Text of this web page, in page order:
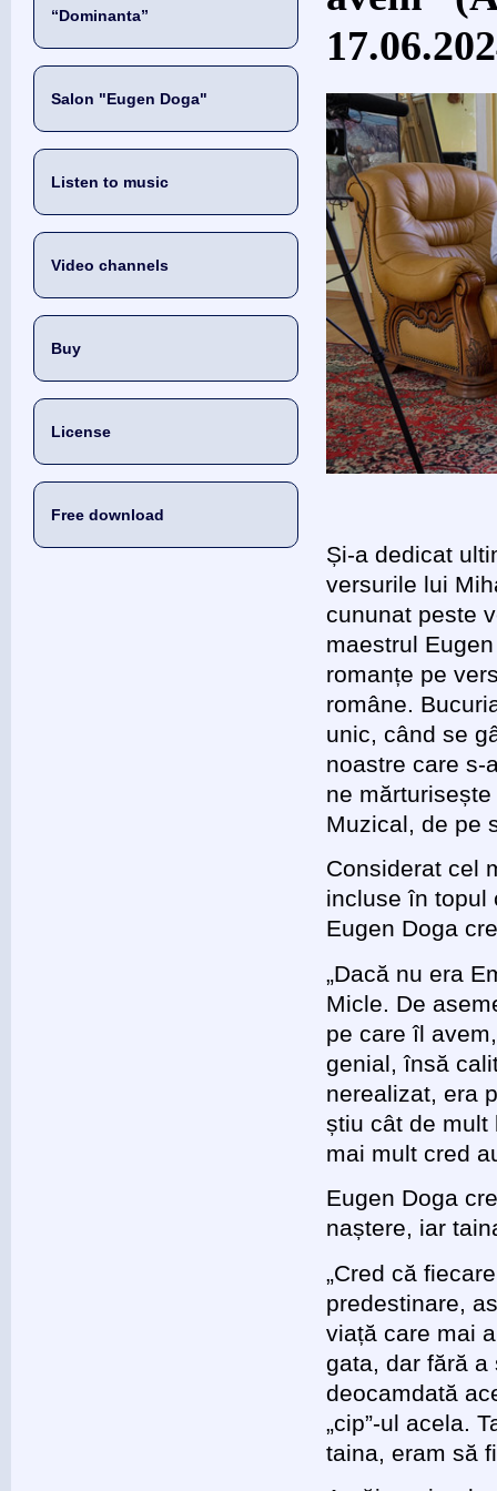
“Dominanta”
Salon "Eugen Doga"
Listen to music
Video channels
Buy
License
Free download
Și-a dedicat
versurile lui
cununat peste
maestrul
romanțe pe
române.
unic, când se
noastre care s-
ne
Muzical, de pe
Considerat cel
incluse în topul
Eugen Doga
„Dacă nu era
Micle. De
pe care îl
genial, însă
nerealizat, era
știu cât de mult
mai mult cred
Eugen Doga
naștere, iar
„Cred că
predestinare,
viață care mai
gata, dar fără
deocamdată
„cip”-ul acela.
taina, eram să